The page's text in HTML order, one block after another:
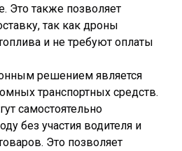
Это также позволяет
так как дроны
и не требуют оплаты
решением является
транспортных средств.
самостоятельно
без участия водителя и
Это позволяет